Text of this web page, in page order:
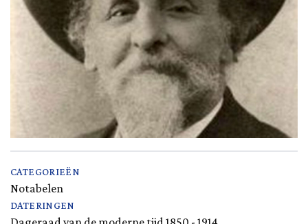
CATEGORIEËN
Notabelen
DATERINGEN